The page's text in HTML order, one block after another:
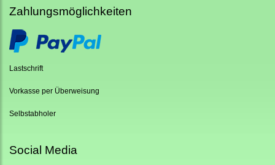
Zahlungsmöglichkeiten
Lastschrift
Vorkasse per Überweisung
Selbstabholer
Social Media